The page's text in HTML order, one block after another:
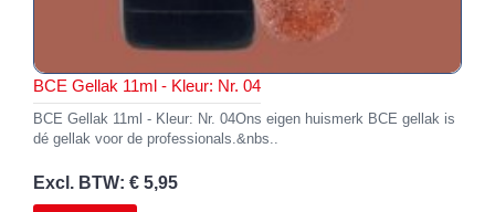
BCE Gellak 11ml - Kleur: Nr. 04
BCE Gellak 11ml - Kleur: Nr. 04Ons eigen huismerk BCE gellak is
dé gellak voor de professionals.&nbs..
Excl. BTW: € 5,95